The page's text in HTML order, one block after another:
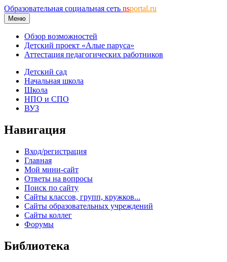
Образовательная социальная сеть nsportal.ru
Меню
Обзор возможностей
Детский проект «Алые паруса»
Аттестация педагогических работников
Детский сад
Начальная школа
Школа
НПО и СПО
ВУЗ
Навигация
Вход/регистрация
Главная
Мой мини-сайт
Ответы на вопросы
Поиск по сайту
Сайты классов, групп, кружков...
Сайты образовательных учреждений
Сайты коллег
Форумы
Библиотека